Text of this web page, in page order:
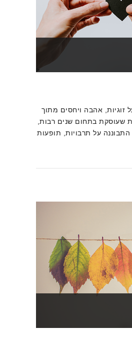
זוגיות, אהבה ויחסים מתוך
שעוסקת בתחום שנים רבות,
על תרבויות, תופעות